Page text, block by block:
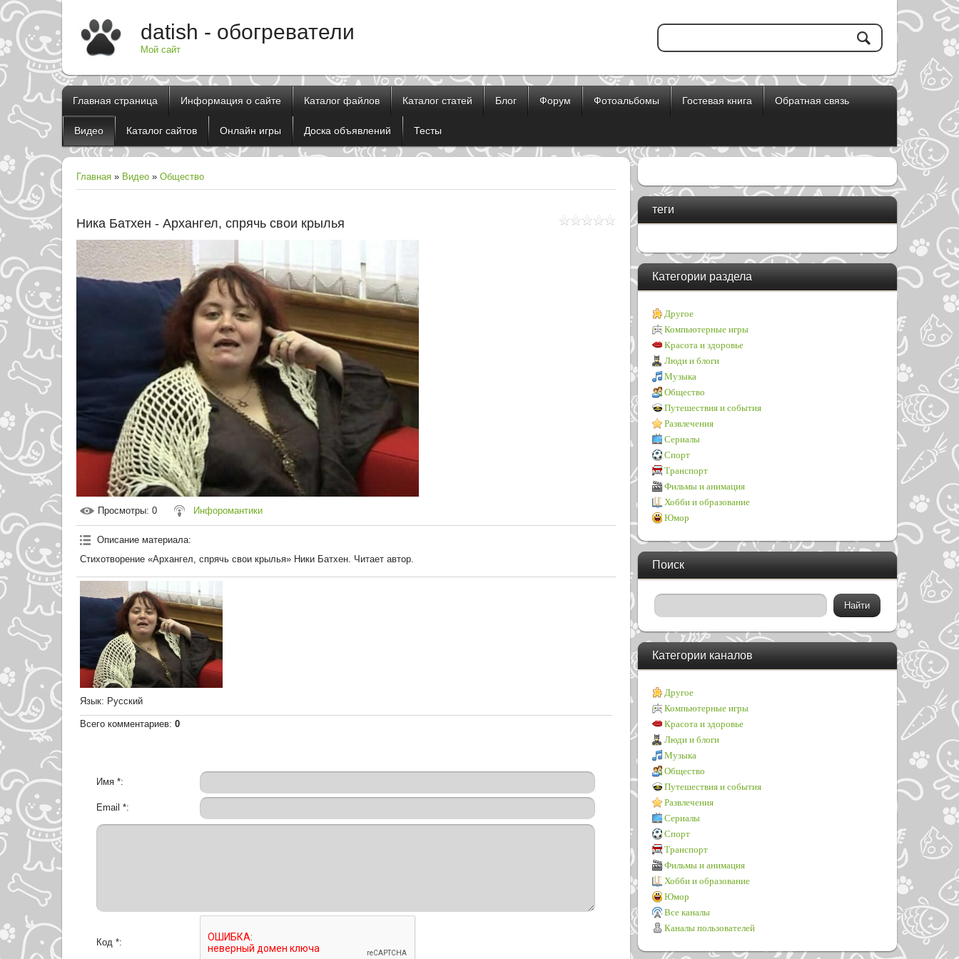
datish - обогреватели
Мой сайт
Главная страница Информация о сайте Каталог файлов Каталог статей Блог Форум Фотоальбомы Гостевая книга Обратная связь
Видео Каталог сайтов Онлайн игры Доска объявлений Тесты
Главная » Видео » Общество
Ника Батхен - Архангел, спрячь свои крылья
Просмотры: 0 Инфоромантики
Описание материала:
Стихотворение «Архангел, спрячь свои крылья» Ники Батхен. Читает автор.
Язык: Русский
Всего комментариев: 0
Имя *:
Email *:
Код *:
теги
Категории раздела
Другое
Компьютерные игры
Красота и здоровье
Люди и блоги
Музыка
Общество
Путешествия и события
Развлечения
Сериалы
Спорт
Транспорт
Фильмы и анимация
Хобби и образование
Юмор
Поиск
Категории каналов
Другое
Компьютерные игры
Красота и здоровье
Люди и блоги
Музыка
Общество
Путешествия и события
Развлечения
Сериалы
Спорт
Транспорт
Фильмы и анимация
Хобби и образование
Юмор
Все каналы
Каналы пользователей